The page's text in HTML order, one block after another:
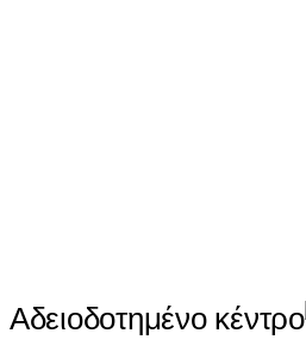
Αδειοδοτημένο κέντρο